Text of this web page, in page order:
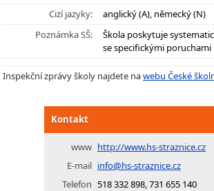
Cizí jazyky:
anglický (A), německý (N)
Poznámka SŠ:
Škola poskytuje
se specifickými poruchami
Inspekční zprávy školy najdete nawebu České
Kontakt
www http://www.hs-straznice.cz
E-mail info@hs-straznice.cz
Telefon 518 332 898, 731 655 140